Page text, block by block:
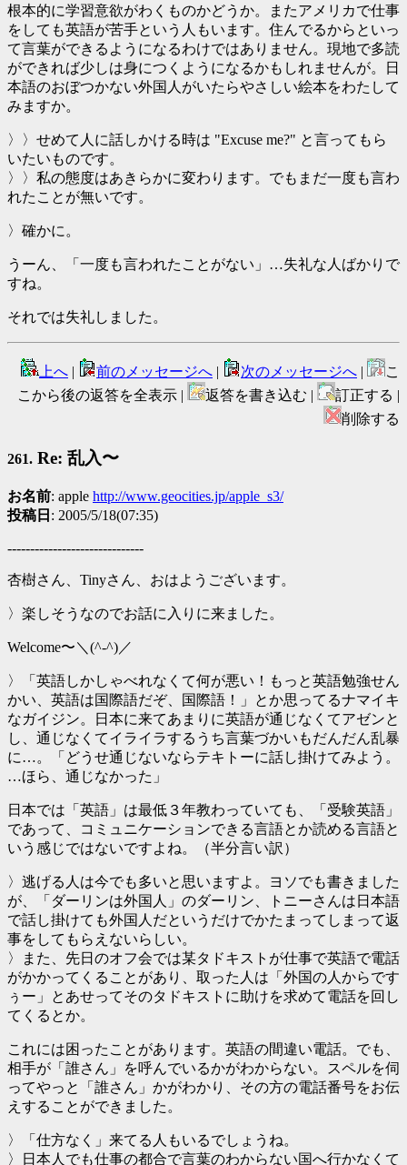
根本的に学習意欲がわくものかどうか。またアメリカで仕事
をしても英語が苦手という人もいます。住んでるからといっ
て言葉ができるようになるわけではありません。現地で多読
ができれば少しは身につくようになるかもしれませんが。日
本語のおぼつかない外国人がいたらやさしい絵本をわたして
みますか。
〉〉せめて人に話しかける時は "Excuse me?" と言ってもら
いたいものです。
〉〉私の態度はあきらかに変わります。でもまだ一度も言わ
れたことが無いです。
〉確かに。
うーん、「一度も言われたことがない」…失礼な人ばかりで
すね。
それでは失礼しました。
上へ | 前のメッセージへ | 次のメッセージへ |
こ
こから後の返答を全表示 |
返答を書き込む |
訂正する |
削除する
261. Re: 乱入〜
お名前: apple http://www.geocities.jp/apple_s3/
投稿日 : 2005/5/18(07:35)
------------------------------
杏樹さん、Tinyさん、おはようございます。
〉楽しそうなのでお話に入りに来ました。
Welcome〜＼(^-^)／
〉「英語しかしゃべれなくて何が悪い！もっと英語勉強せん
かい、英語は国際語だぞ、国際語！」とか思ってるナマイキ
なガイジン。日本に来てあまりに英語が通じなくてアゼンと
し、通じなくてイライラするうち言葉づかいもだんだん乱暴
に…。「どうせ通じないならテキトーに話し掛けてみよう。
…ほら、通じなかった」
日本では「英語」は最低３年教わっていても、「受験英語」
であって、コミュニケーションできる言語とか読める言語と
いう感じではないですよね。（半分言い訳）
〉逃げる人は今でも多いと思いますよ。ヨソでも書きました
が、「ダーリンは外国人」のダーリン、トニーさんは日本語
で話し掛けても外国人だというだけでかたまってしまって返
事をしてもらえないらしい。
〉また、先日のオフ会では某タドキストが仕事で英語で電話
がかかってくることがあり、取った人は「外国の人からです
ぅー」とあせってそのタドキストに助けを求めて電話を回し
てくるとか。
これには困ったことがあります。英語の間違い電話。でも、
相手が「誰さん」を呼んでいるかがわからない。スペルを伺
ってやっと「誰さん」かがわかり、その方の電話番号をお伝
えすることができました。
〉「仕方なく」来てる人もいるでしょうね。
〉日本人でも仕事の都合で言葉のわからない国へ行かなくて